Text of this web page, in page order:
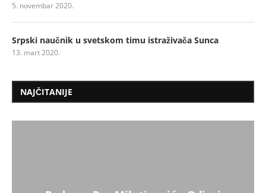
5. novembar 2020.
Srpski naučnik u svetskom timu istraživača Sunca
13. mart 2020.
NAJČITANIJE